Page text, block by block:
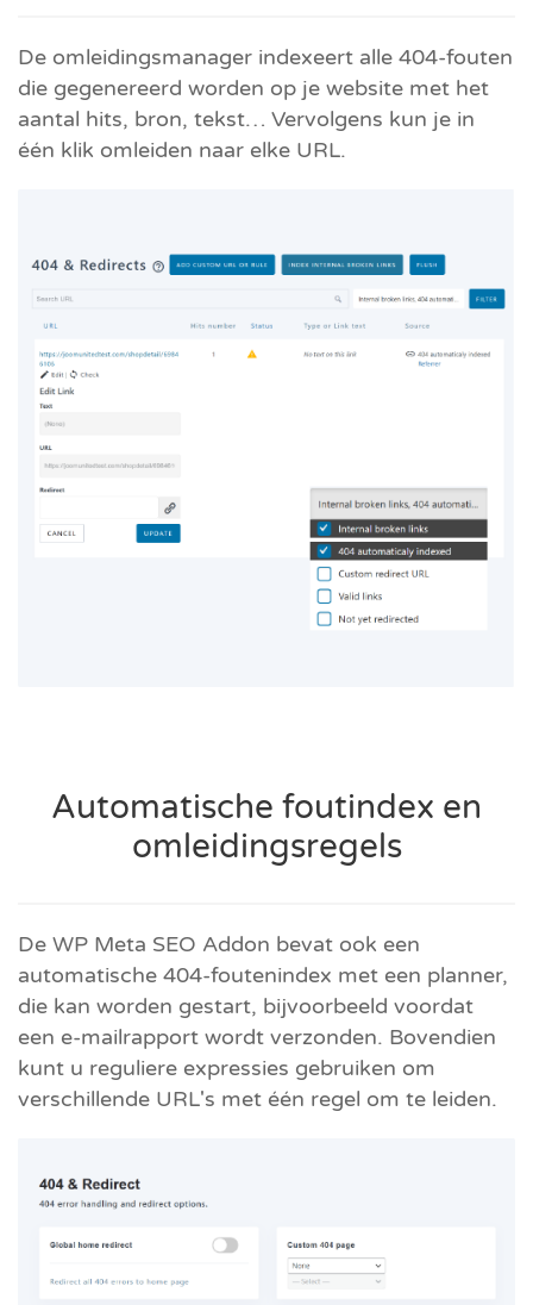
De omleidingsmanager indexeert alle 404-fouten
die gegenereerd worden op je website met het
aantal hits, bron, tekst… Vervolgens kun je in
één klik omleiden naar elke URL.
Automatische foutindex en
omleidingsregels
De WP Meta SEO Addon bevat ook een
automatische 404-foutenindex met een planner,
die kan worden gestart, bijvoorbeeld voordat
een e-mailrapport wordt verzonden. Bovendien
kunt u reguliere expressies gebruiken om
verschillende URL's met één regel om te leiden.